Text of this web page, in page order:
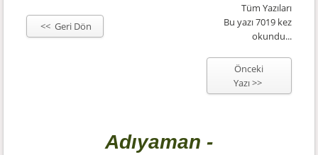
<< Geri Dön
Tüm Yazıları
Bu yazı 7019 kez
okundu...
Önceki
Yazı >>
Adıyaman -